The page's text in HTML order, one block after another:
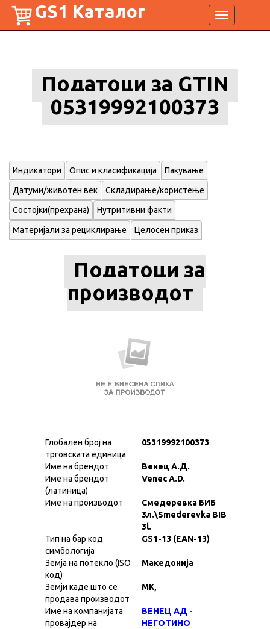
Toggle
navigation
GS1 Каталог
Податоци за GTIN
05319992100373
Индикатори Опис и класификација Пакување
Датуми/животен век Складирање/користење
Состојки(прехрана) Нутритивни факти
Материјали за рециклирање Целосен приказ
Податоци за
производот
Глобален број на
трговската единица
05319992100373
Име на брендот
Венец А.Д.
Име на брендот
(латиница)
Venec A.D.
Име на производот
Смедеревка БИБ
3л.\Smederevka BIB
3l.
Тип на бар код
симбологија
GS1-13 (EAN-13)
Земја на потекло (ISO
код)
Македонија
Земји каде што се
продава производот
MK,
Име на компанијата
провајдер на
ВЕНЕЦ АД -
НЕГОТИНО